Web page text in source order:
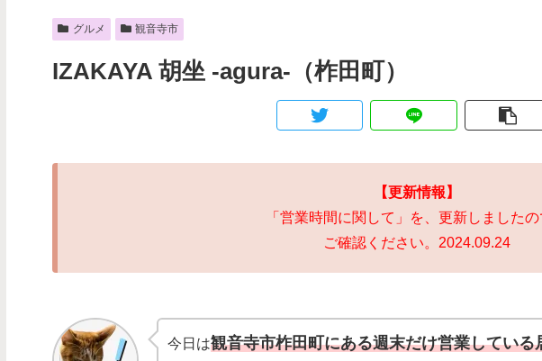
グルメ 観音寺市
IZAKAYA 胡坐 -agura-（柞田町）
【更新情報】
「営業時間に関して」を、更新しましたの
ご確認ください。2024.09.24
今日は観音寺市柞田町にある週末だけ営業している